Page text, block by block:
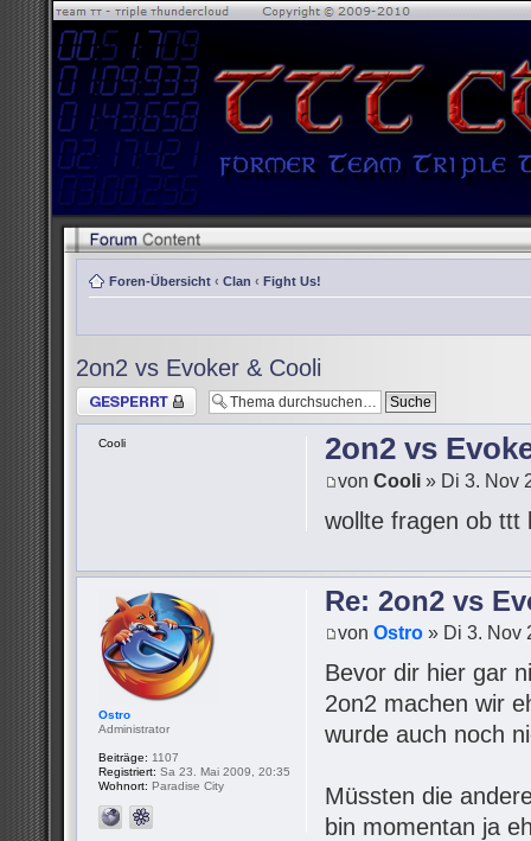
Foren-Übersicht ‹ Clan ‹ Fight Us!
2on2 vs Evoker & Cooli
Thema gesperrt
2on2 vs
vonCooli » Di 3. Nov
wollte fragen ob ttt
Cooli
Re: 2on2 vs
vonOstro » Di 3. Nov
Bevor dir hier gar
2on2 machen wir
wurde auch noch
Müssten die
bin momentan ja
Ostro
Administrator
Beiträge: 1107
Registriert: Sa 23. Mai 2009, 20:35
Wohnort: Paradise City